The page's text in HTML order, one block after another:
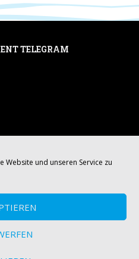
Website und unseren Service zu
TELEGRAM